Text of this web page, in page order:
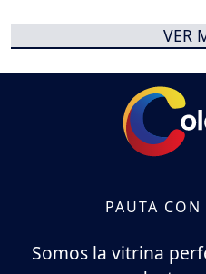
VER
PAUTA
Somos la vitrina